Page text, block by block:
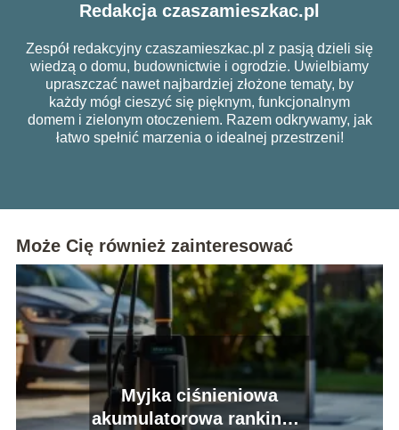
Redakcja czaszamieszkac.pl
Zespół redakcyjny czaszamieszkac.pl z pasją dzieli się
wiedzą o domu, budownictwie i ogrodzie. Uwielbiamy
upraszczać nawet najbardziej złożone tematy, by
każdy mógł cieszyć się pięknym, funkcjonalnym
domem i zielonym otoczeniem. Razem odkrywamy, jak
łatwo spełnić marzenia o idealnej przestrzeni!
Może Cię również zainteresować
Myjka ciśnieniowa
akumulatorowa ranking –